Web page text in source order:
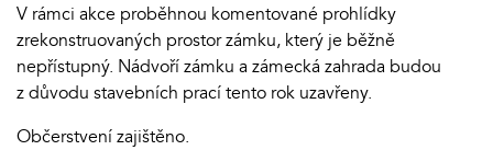
V rámci akce proběhnou komentované prohlídky
zrekonstruovaných prostor zámku, který je běžně
nepřístupný. Nádvoří zámku a zámecká zahrada budou
z důvodu stavebních prací tento rok uzavřeny.
Občerstvení zajištěno.